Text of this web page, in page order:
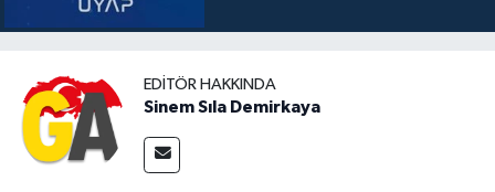
EDITÖR HAKKINDA
Sinem Sıla Demirkaya